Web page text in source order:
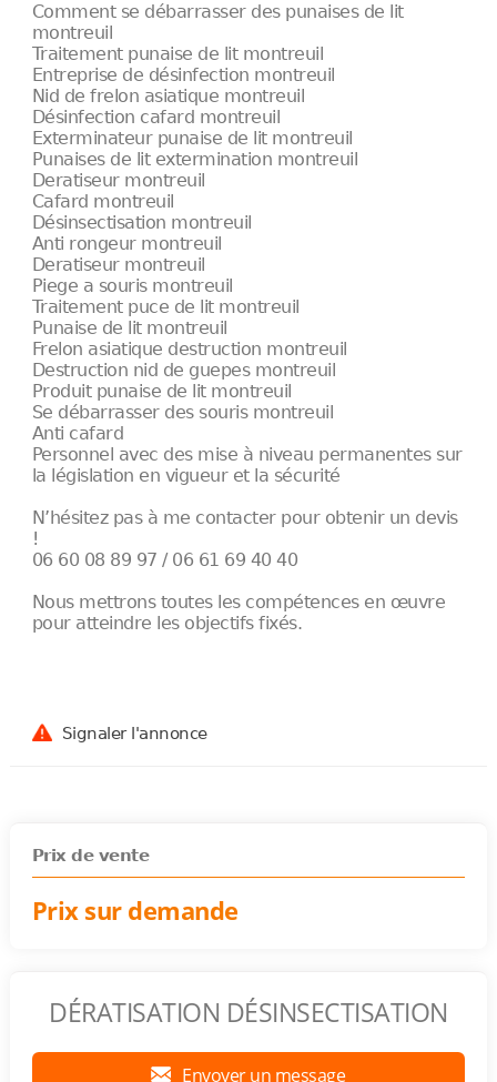
Comment se débarrasser des punaises de lit
montreuil
Traitement punaise de lit montreuil
Entreprise de désinfection montreuil
Nid de frelon asiatique montreuil
Désinfection cafard montreuil
Exterminateur punaise de lit montreuil
Punaises de lit extermination montreuil
Deratiseur montreuil
Cafard montreuil
Désinsectisation montreuil
Anti rongeur montreuil
Deratiseur montreuil
Piege a souris montreuil
Traitement puce de lit montreuil
Punaise de lit montreuil
Frelon asiatique destruction montreuil
Destruction nid de guepes montreuil
Produit punaise de lit montreuil
Se débarrasser des souris montreuil
Anti cafard
Personnel avec des mise à niveau permanentes sur
la législation en vigueur et la sécurité
N’hésitez pas à me contacter pour obtenir un devis
!
06 60 08 89 97 / 06 61 69 40 40
Nous mettrons toutes les compétences en œuvre
pour atteindre les objectifs fixés.
Signaler l'annonce
Prix de vente
Prix sur demande
DÉRATISATION DÉSINSECTISATION
Envoyer un message